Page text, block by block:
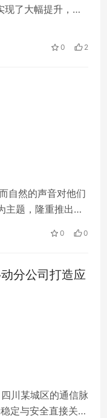
了大幅提升，为
行了大胆创新，
，布局合理，使
0 2
自然的声音对他们
主题，隆重推出了
在革新助听器市
0 0
分公司打造应
川某城区的通信脉
定与安全直接关系